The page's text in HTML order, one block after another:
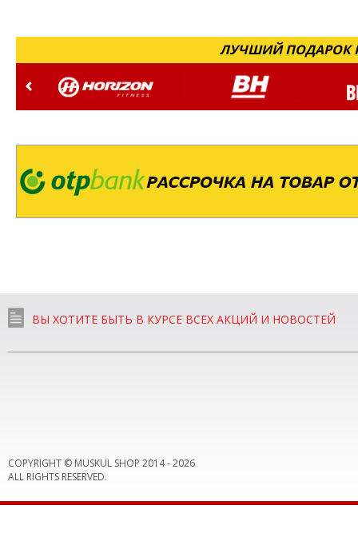
ЛУЧШИЙ ПОДАРОК
ВЫ ХОТИТЕ БЫТЬ В КУРСЕ ВСЕХ АКЦИЙ И НОВОСТЕЙ
COPYRIGHT © MUSKUL SHOP 2014 -2026
ALL RIGHTS RESERVED.